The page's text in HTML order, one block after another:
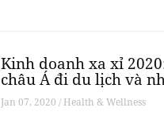
Kinh doanh xa xỉ
châu Á đi du lịch và
hướng có thể thay đổi
lịch thượng lưu
Jan 07, 2020 / Health & Wellness